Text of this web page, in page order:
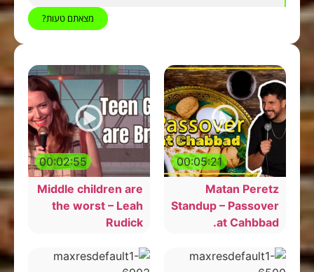
מצאתם טעות?
00:05:21
Matan Peretz
Standup – Passover
at Cahbbad.
00:02:55
Middle children are
the worst – Leah
Rudick